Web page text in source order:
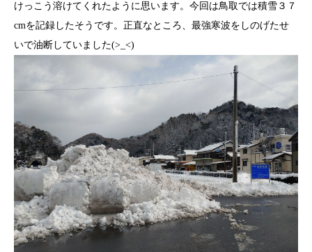
けっこう溶けてくれたように思います。今回は鳥取では積雪３７
cmを記録したそうです。正直なところ、最強寒波をしのげたせ
いで油断していました(>_<)